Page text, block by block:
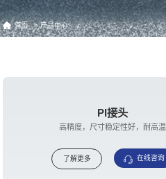
首页 >产品中心
PI接头
高精度，尺寸稳定性好，耐高温
了解更多 在线咨询